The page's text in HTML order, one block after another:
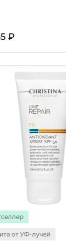
₽
от УФ-лучей